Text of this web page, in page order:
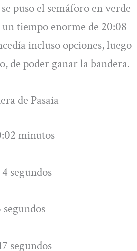
puso el semáforo en verde
tiempo enorme de 20:08
incluso opciones, luego
de poder ganar la bandera.
de Pasaia
minutos
segundos
segundos